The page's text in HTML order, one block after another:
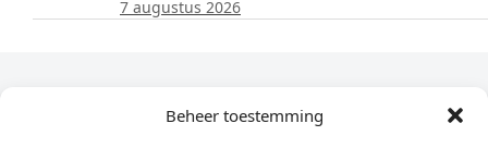
Beheer toestemming
7 augustus 2026
Dagelijks het laatste nieuws in je e-mail?